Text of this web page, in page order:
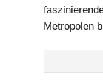
Metropolen